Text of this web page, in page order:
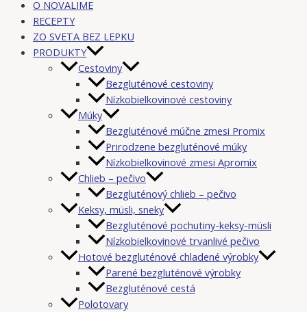
O NOVALIME
RECEPTY
ZO SVETA BEZ LEPKU
PRODUKTY
Cestoviny
Bezgluténové cestoviny
Nízkobielkovinové cestoviny
Múky
Bezgluténové múčne zmesi Promix
Prirodzene bezgluténové múky
Nízkobielkovinové zmesi Apromix
Chlieb – pečivo
Bezgluténový chlieb – pečivo
Keksy, müsli, sneky
Bezgluténové pochutiny-keksy-müsli
Nízkobielkovinové trvanlivé pečivo
Hotové bezgluténové chladené výrobky
Parené bezgluténové výrobky
Bezgluténové cestá
Polotovary